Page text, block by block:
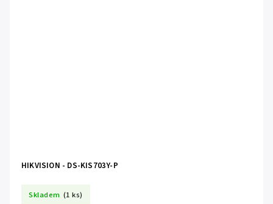
HIKVISION - DS-KIS703Y-P
Skladem (1 ks)